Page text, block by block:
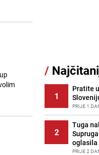
/
1
Pratite
PRIJE 1
2
Tuga
oglasila
PRIJE 2